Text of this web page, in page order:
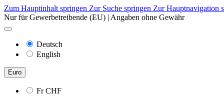
Zum Hauptinhalt springen Zur Suche springen Zur Hauptnavigation
Nur für Gewerbetreibende (EU) | Angaben ohne Gewähr
Deutsch
English
Euro
FrCHF